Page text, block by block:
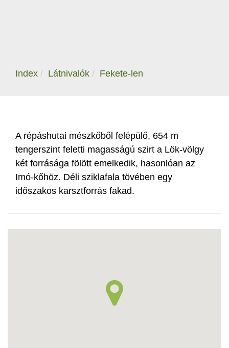
Index Látnivalók Fekete-len
A répáshutai mészkőből felépülő, 654 m
tengerszint feletti magasságú szirt a Lök-völgy
két forrásága fölött emelkedik, hasonlóan az
Imó-kőhöz. Déli sziklafala tövében egy
időszakos karsztforrás fakad.